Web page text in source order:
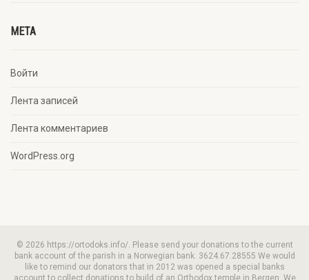
META
Войти
Лента записей
Лента комментариев
WordPress.org
© 2026 https://ortodoks.info/. Please send your donations to the current
bank account of the parish in a Norwegian bank. 3624.67.28555 We would
like to remind our donators that in 2012 was opened a special banks
account to collect donations to build of an Orthodox temple in Bergen. We